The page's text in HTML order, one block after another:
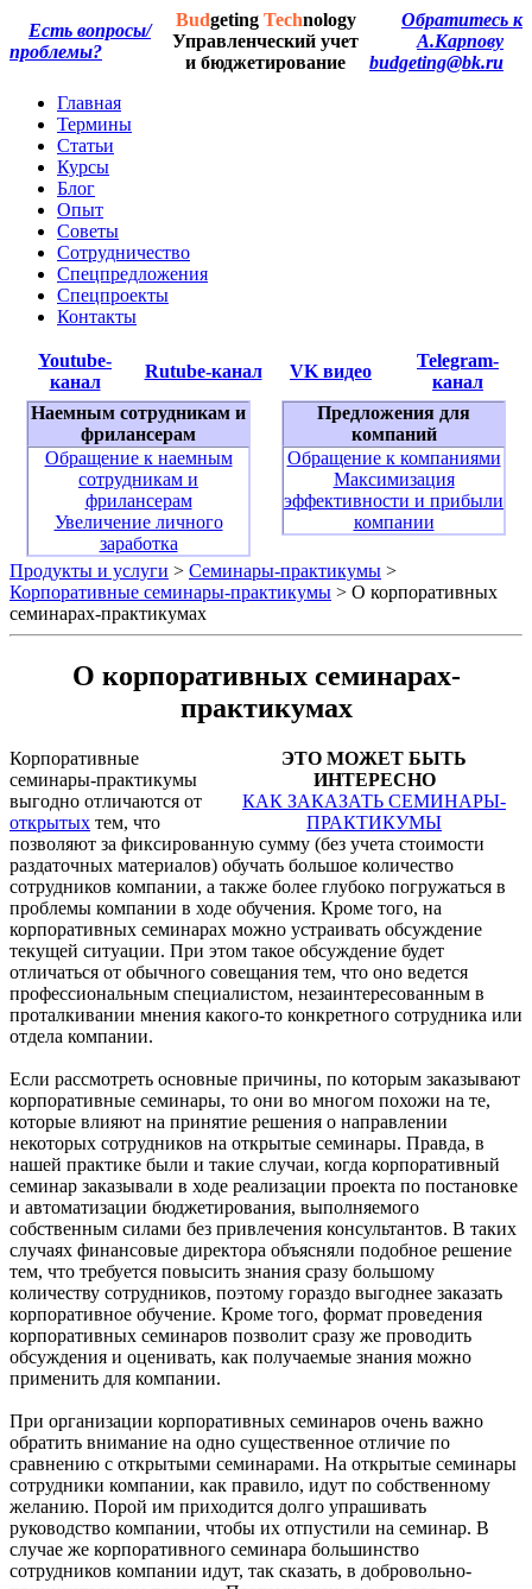
Есть вопросы/
проблемы?
Budgeting Technology
Управленческий учет
и бюджетирование
Обратитесь к
А.Карпову
budgeting@bk.ru
Главная
Термины
Статьи
Курсы
Блог
Опыт
Советы
Сотрудничество
Спецпредложения
Спецпроекты
Контакты
Youtube-
канал
Rutube-канал VK видео
Telegram-
канал
Наемным сотрудникам и
фрилансерам
Обращение к наемным
сотрудникам и
фрилансерам
Увеличение личного
заработка
Предложения для
компаний
Обращение к компаниями
Максимизация
эффективности и прибыли
компании
Продукты и услуги > Семинары-практикумы >
Корпоративные семинары-практикумы > О корпоративных
семинарах-практикумах
О корпоративных семинарах-
практикумах
ЭТО МОЖЕТ БЫТЬ
ИНТЕРЕСНО
КАК ЗАКАЗАТЬ СЕМИНАРЫ-
ПРАКТИКУМЫ
Корпоративные
семинары-практикумы
выгодно отличаются от
открытых тем, что
позволяют за фиксированную сумму (без учета стоимости
раздаточных материалов) обучать большое количество
сотрудников компании, а также более глубоко погружаться в
проблемы компании в ходе обучения. Кроме того, на
корпоративных семинарах можно устраивать обсуждение
текущей ситуации. При этом такое обсуждение будет
отличаться от обычного совещания тем, что оно ведется
профессиональным специалистом, незаинтересованным в
проталкивании мнения какого-то конкретного сотрудника или
отдела компании.
Если рассмотреть основные причины, по которым заказывают
корпоративные семинары, то они во многом похожи на те,
которые влияют на принятие решения о направлении
некоторых сотрудников на открытые семинары. Правда, в
нашей практике были и такие случаи, когда корпоративный
семинар заказывали в ходе реализации проекта по постановке
и автоматизации бюджетирования, выполняемого
собственным силами без привлечения консультантов. В таких
случаях финансовые директора объясняли подобное решение
тем, что требуется повысить знания сразу большому
количеству сотрудников, поэтому гораздо выгоднее заказать
корпоративное обучение. Кроме того, формат проведения
корпоративных семинаров позволит сразу же проводить
обсуждения и оценивать, как получаемые знания можно
применить для компании.
При организации корпоративных семинаров очень важно
обратить внимание на одно существенное отличие по
сравнению с открытыми семинарами. На открытые семинары
сотрудники компании, как правило, идут по собственному
желанию. Порой им приходится долго упрашивать
руководство компании, чтобы их отпустили на семинар. В
случае же корпоративного семинара большинство
сотрудников компании идут, так сказать, в добровольно-